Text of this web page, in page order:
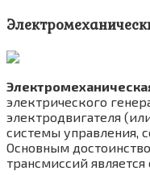
электрического
электродвигателя
системы управления,
Основным
трансмиссий